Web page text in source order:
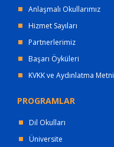
Anlaşmalı Okullarımız
Hizmet Sayıları
Partnerlerimiz
Başarı Öyküleri
KVKK ve Aydınlatma Metni
PROGRAMLAR
Dil Okulları
Üniversite